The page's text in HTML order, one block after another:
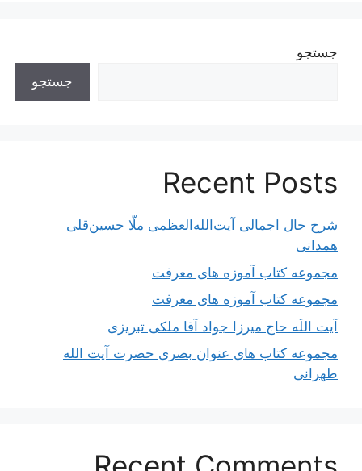
جستجو
جستجو
Recent Posts
شرح حال اجمالی آیت‌الله‌العظمی ملّا حسین‌قلی
همدانی
مجموعه کتاب آموزه های معرفت
مجموعه کتاب آموزه های معرفت
آیت اللَه حاج میرزا جواد آقا ملکی تبریزی
مجموعه کتاب های عنوان بصری حضرت آیت الله
طهرانی